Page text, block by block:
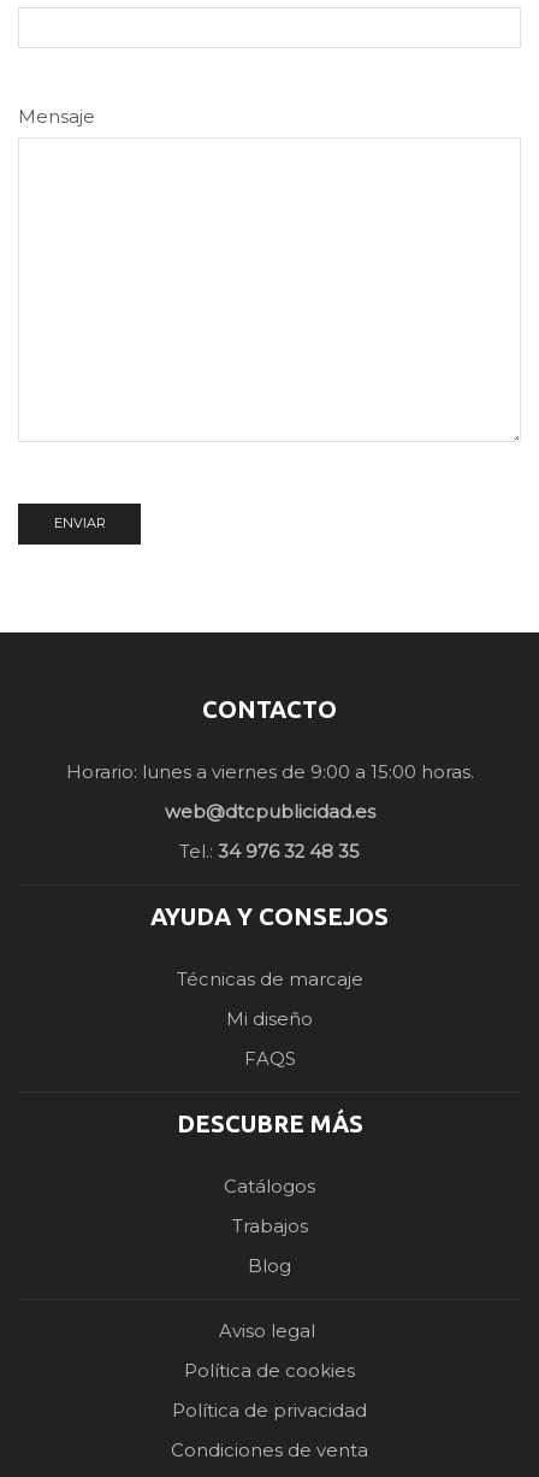
Mensaje
CONTACTO
Horario: lunes a viernes de 9:00 a 15:00 horas.
web@dtcpublicidad.es
Tel.: 34 976 32 48 35
AYUDA Y CONSEJOS
Técnicas de marcaje
Mi diseño
FAQS
DESCUBRE MÁS
Catálogos
Trabajos
Blog
Aviso legal
Política de cookies
Política de privacidad
Condiciones de venta